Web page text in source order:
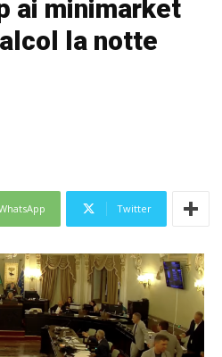
ai minimarket
la notte
Twitter